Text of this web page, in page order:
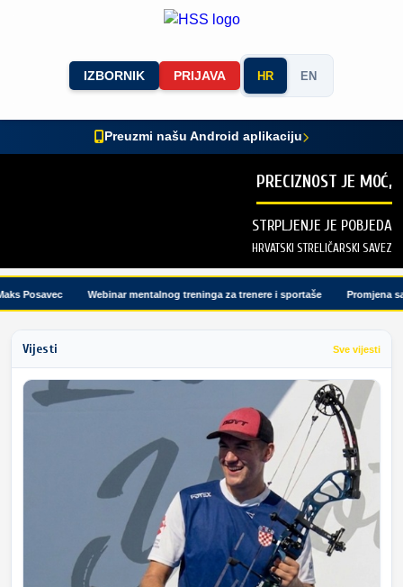
IZBORNIK PRIJAVA HR EN
Preuzmi našu Android aplikaciju
PRECIZNOST JE MOĆ,
STRPLJENJE JE POBJEDA
HRVATSKI STRELIČARSKI SAVEZ
Posavec Webinar mentalnog treninga za trenere i sportaše Promjena
Vijesti Sve vijesti